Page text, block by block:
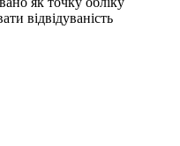
відвідуваність